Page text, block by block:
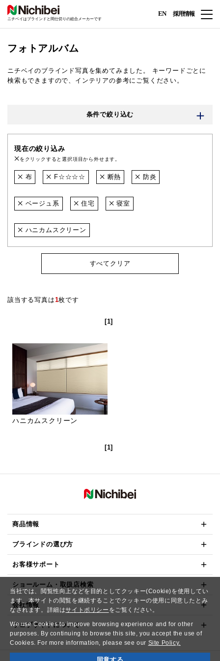
当社では、閲覧性向上などを目的としてクッキー(Cookie)を使用してい
ます。本サイトの閲覧を継続することでクッキーの使用に同意したとみ
なされます。詳細はサイトポリシー をご覧ください。
We use Cookies to improve browsing experience and for other
purposes. By continuing to browse this site, you accept the use of
Cookies. For more information, please see our Site Policy.
ニチベイはブラインドと間仕切りの総合メーカーです
EN 採用情報
フォトアルバム
ニチベイのブラインド写真を集めてみました。
キーワードごとに
検索もできますので、インテリアの参考にご覧ください。
条件で絞り込む
現在の絞り込み
をクリックすると選択項目から外せます。
布 F☆☆☆☆ 断熱 防炎
ベージュ系 住宅 寝室
ハニカムスクリーン
すべてクリア
該当する写真は1枚です
[1]
ハニカムスクリーン
[1]
商品情報
ブラインドの選び方
お客様サポート
ショールーム・取扱店検索
会社情報
ウェブサイトについて